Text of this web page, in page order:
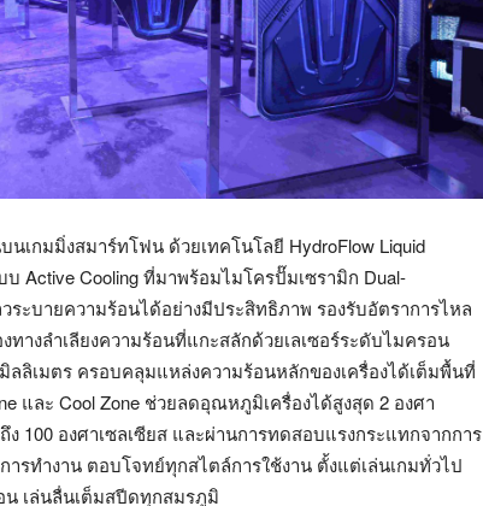
เกมมิ่งสมาร์ทโฟน ด้วยเทคโนโลยี HydroFlow Liquid
Active Cooling ที่มาพร้อมไมโครปั๊มเซรามิก Dual-
วระบายความร้อนได้อย่างมีประสิทธิภาพ รองรับอัตราการไหล
างลำเลียงความร้อนที่แกะสลักด้วยเลเซอร์ระดับไมครอน
ลิเมตร ครอบคลุมแหล่งความร้อนหลักของเครื่องได้เต็มพื้นที่
และ Cool Zone ช่วยลดอุณหภูมิเครื่องได้สูงสุด 2 องศา
100 องศาเซลเซียส และผ่านการทดสอบแรงกระแทกจากการ
ารทำงาน ตอบโจทย์ทุกสไตล์การใช้งาน ตั้งแต่เล่นเกมทั่วไป
เล่นลื่นเต็มสปีดทุกสมรภูมิ